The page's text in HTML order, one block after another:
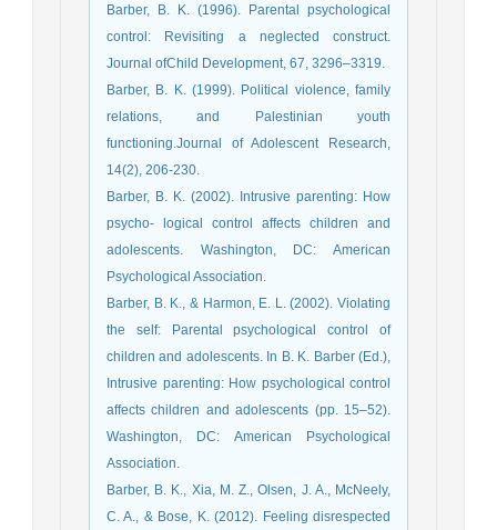
Barber, B. K. (1996). Parental psychological
control: Revisiting a neglected construct.
Journal ofChild Development, 67, 3296–3319.
Barber, B. K. (1999). Political violence, family
relations, and Palestinian youth
functioning.Journal of Adolescent Research,
14(2), 206-230.
Barber, B. K. (2002). Intrusive parenting: How
psycho- logical control affects children and
adolescents. Washington, DC: American
Psychological Association.
Barber, B. K., & Harmon, E. L. (2002). Violating
the self: Parental psychological control of
children and adolescents. In B. K. Barber (Ed.),
Intrusive parenting: How psychological control
affects children and adolescents (pp. 15–52).
Washington, DC: American Psychological
Association.
Barber, B. K., Xia, M. Z., Olsen, J. A., McNeely,
C. A., & Bose, K. (2012). Feeling disrespected